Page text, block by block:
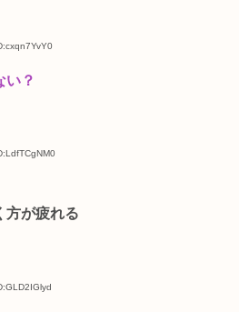
い？
方が疲れる